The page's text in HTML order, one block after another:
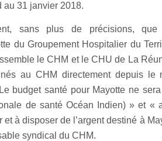
au 31 janvier 2018.
sans plus de précisions, que
du Groupement Hospitalier du
le CHM et le CHU de La
au CHM directement depuis le
budget santé pour Mayotte ne
de santé Océan Indien) » et «
et à disposer de l’argent destiné à
syndical du CHM.